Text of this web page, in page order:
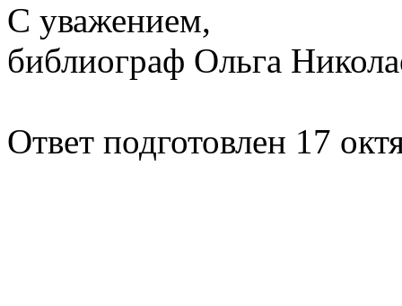
С уважением,
библиограф Ольга
Ответ подготовлен 17